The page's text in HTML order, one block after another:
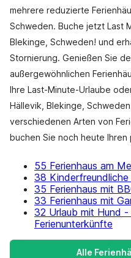
mehrere reduzierte
Schweden. Buche jetzt Last
Blekinge, Schweden! und
Stornierung. Genießen Sie
außergewöhnlichen
Ihre Last-Minute-Urlaube
Hällevik, Blekinge,
verschiedenen Arten von
buchen Sie noch heute
55 Ferienhaus am
38
35 Ferienhaus mit
33 Ferienhaus mit
32 Urlaub mit Hund
Ferienunterkünfte
Alle